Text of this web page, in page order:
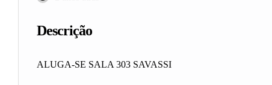
Descrição
ALUGA-SE SALA 303 SAVASSI